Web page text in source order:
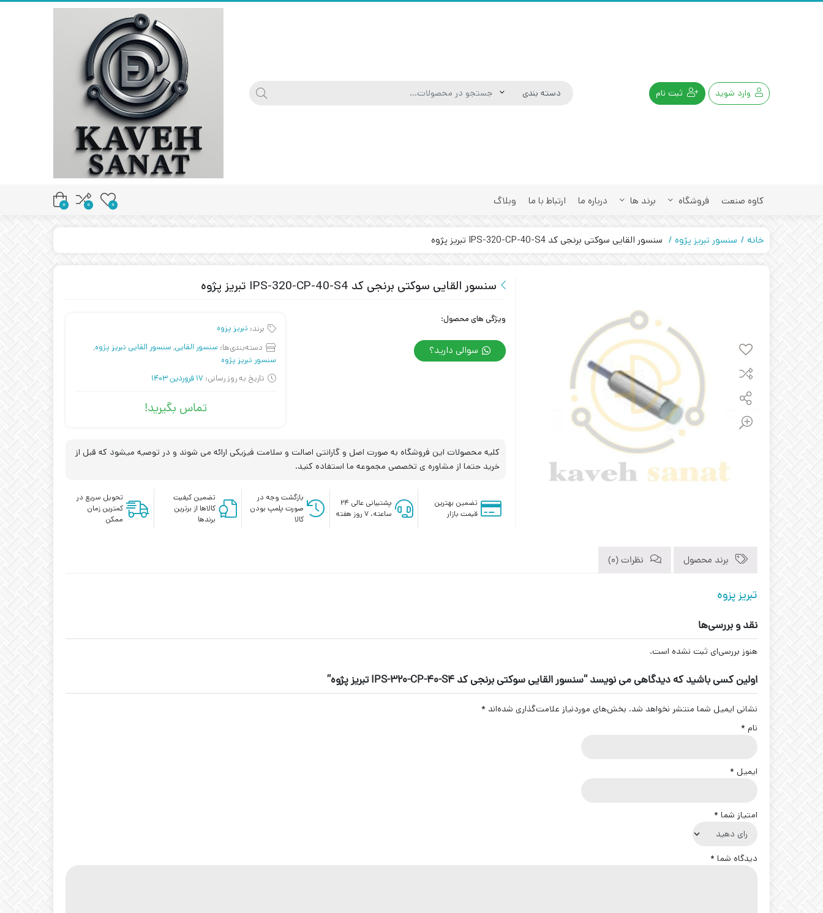
وارد شوید ثبت نام
کاوه صنعت فروشگاه برند ها درباره ما ارتباط با ما وبلاگ 0
0
0
خانه سنسور تبریز پژوه سنسور القایی سوکتی برنجی کد IPS-320-CP-40-S4 تبریز پژوه
سنسور القایی سوکتی برنجی کد IPS-320-CP-40-S4 تبریز پژوه
ویژگی های محصول:
سوالی دارید؟
برند: تبریز پزوه
دسته‌بندی‌ها: سنسور القایی, سنسور القایی تبریز پژوه,
سنسور تبریز پژوه
تاریخ به روز رسانی: 17 فروردین 1403
تماس بگیرید!
کلیه محصولات این فروشگاه به صورت اصل و گارانتی اصالت و سلامت فیزیکی ارائه می شوند و در توصیه میشود که قبل از
خرید حتما از مشاوره ی تخصصی مجموعه ما استفاده کنید.
تضمین بهترین
قیمت بازار
پشتیبانی عالی ۲۴
ساعته، ۷ روز هفته
بازگشت وجه در
صورت پلمپ بودن
کالا
تضمین کیفیت
کالاها از برترین
برندها
تحویل سریع در
کمترین زمان
ممکن
برند محصول نظرات (0)
تبریز پزوه
نقد و بررسی‌ها
هنوز بررسی‌ای ثبت نشده است.
اولین کسی باشید که دیدگاهی می نویسد “سنسور القایی سوکتی برنجی کد IPS-320-CP-40-S4 تبریز پژوه”
نشانی ایمیل شما منتشر نخواهد شد. بخش‌های موردنیاز علامت‌گذاری شده‌اند *
نام *
ایمیل *
امتیاز شما *
دیدگاه شما *